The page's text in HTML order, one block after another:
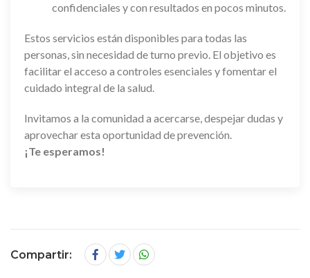
confidenciales y con resultados en pocos minutos.
Estos servicios están disponibles para todas las
personas, sin necesidad de turno previo. El objetivo es
facilitar el acceso a controles esenciales y fomentar el
cuidado integral de la salud.
Invitamos a la comunidad a acercarse, despejar dudas y
aprovechar esta oportunidad de prevención.
¡Te esperamos!
Compartir: